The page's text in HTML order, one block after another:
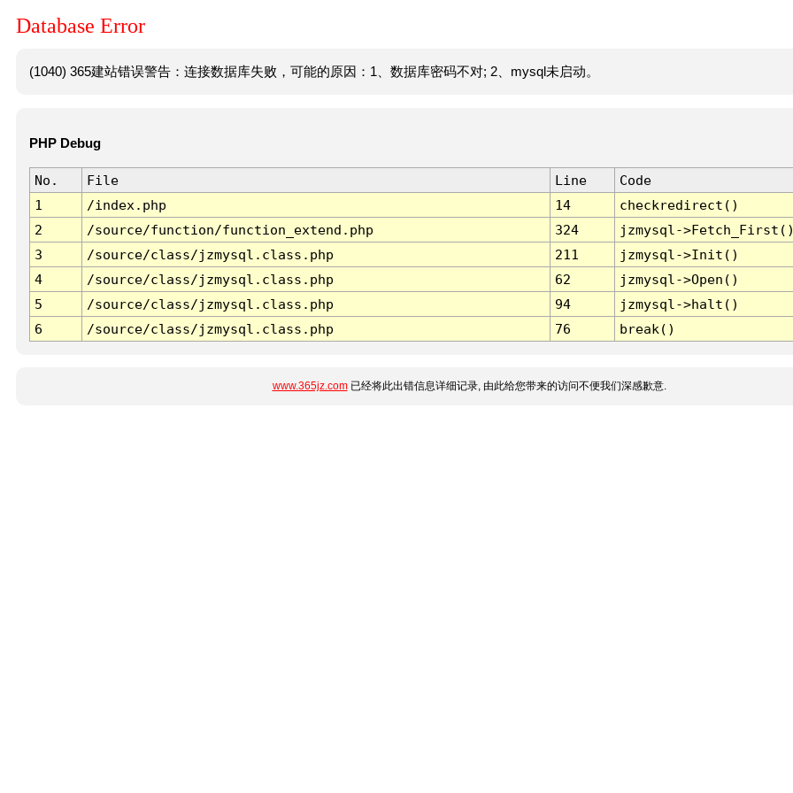
Database Error
(1040) 365建站错误警告：连接数据库失败，可能的原因：1、数据库密码不对; 2、mysql未启动。
PHP Debug
No. File Line
Code
1
/index.php 14
checkredirect()
2
/source/function/function_extend.php 324
jzmysql-
3
/source/class/jzmysql.class.php 211
jzmysql->Init()
4
/source/class/jzmysql.class.php 62
jzmysql->Open()
5
/source/class/jzmysql.class.php 94
jzmysql->halt()
6
/source/class/jzmysql.class.php 76 break()
www.365jz.com已经将此出错信息详细记录, 由此给您带来的访问不便我们深感歉意.